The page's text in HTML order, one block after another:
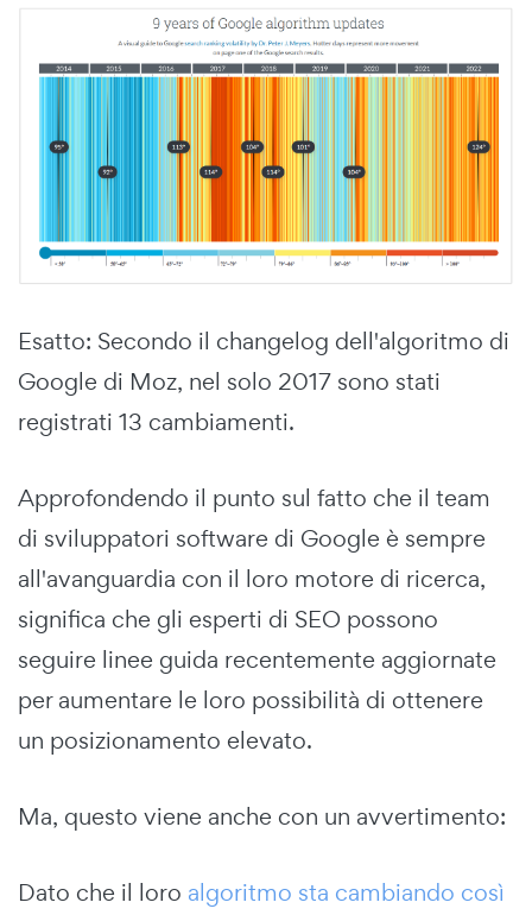
Esatto: Secondo il changelog dell'algoritmo di
Google di Moz, nel solo 2017 sono stati
registrati 13 cambiamenti.
Approfondendo il punto sul fatto che il team
di sviluppatori software di Google è sempre
all'avanguardia con il loro motore di ricerca,
significa che gli esperti di SEO possono
seguire linee guida recentemente aggiornate
per aumentare le loro possibilità di ottenere
un posizionamento elevato.
Ma, questo viene anche con un avvertimento:
Dato che il loro algoritmo sta cambiando così